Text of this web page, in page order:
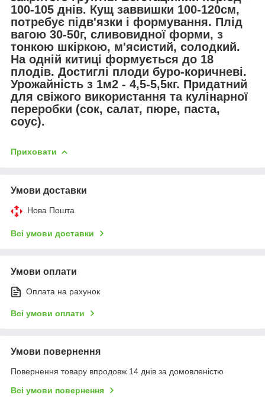
100-105 днів. Кущ заввишки 100-120см,
потребує підв'язки і формування. Плід
вагою 30-50г, сливовидної форми, з
тонкою шкіркою, м'ясистий, солодкий.
На одній китиці формується до 18
плодів. Достиглі плоди буро-коричневі.
Урожайність з 1м2 - 4,5-5,5кг. Придатний
для свіжого використання та кулінарної
переробки (сок, салат, пюре, паста,
соус).
Приховати
Умови доставки
Нова Пошта
Всі умови доставки
Умови оплати
Оплата на рахунок
Всі умови оплати
Умови повернення
Повернення товару впродовж 14 днів за домовленістю
Всі умови повернення